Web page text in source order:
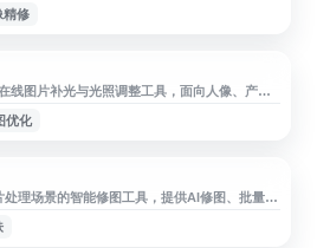
PC 版面向视频内容创作者，支持桌面端 AI 视
精修
图片补光与光照调整工具，面向人像、产品
通过网页上传图片，调整光源位置、强度与整
、阴影不均或视觉氛围不理想等问题。该工具
优化
理场景的智能修图工具，提供AI修图、批量照
档、选片等功能，帮助影楼提升修图效率与交
咻图云等服务，适用于婚纱摄影、写真、商业